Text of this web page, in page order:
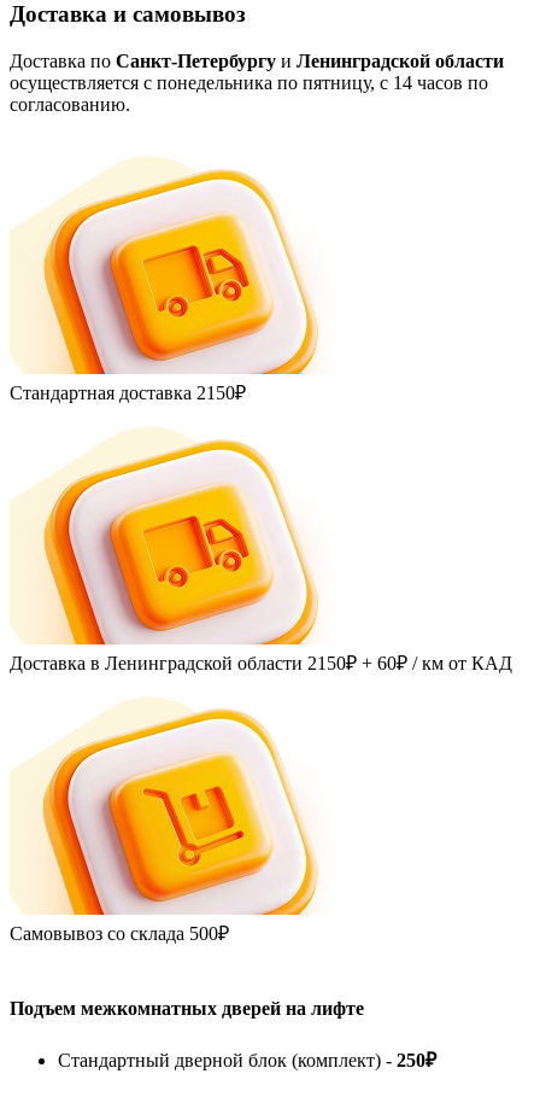
Доставка и самовывоз
Доставка по Санкт-Петербургу и Ленинградской области
осуществляется с понедельника по пятницу, с 14 часов по
согласованию.
Стандартная доставка 2150₽
Доставка в Ленинградской области 2150₽ + 60₽ / км от КАД
Самовывоз со склада 500₽
Подъем межкомнатных дверей на лифте
Стандартный дверной блок (комплект) - 250₽